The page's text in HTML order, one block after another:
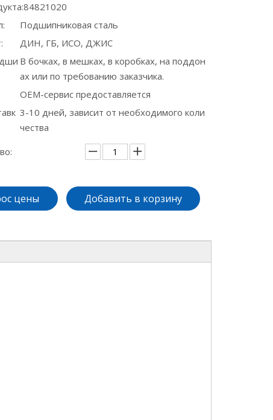
84821020
Подшипниковая сталь
ДИН, ГБ, ИСО, ДЖИС
В бочках, в мешках, в коробках, на поддон
ах или по требованию заказчика.
OEM-сервис предоставляется
3-10 дней, зависит от необходимого коли
чества
цены Добавить в корзину